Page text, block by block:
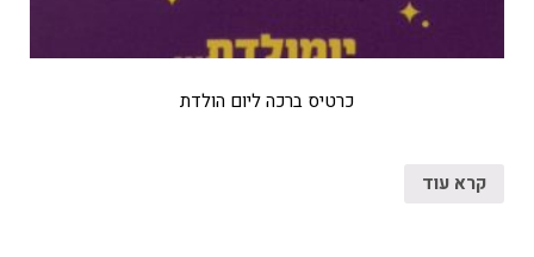
כרטיס ברכה ליום הולדת
קרא עוד